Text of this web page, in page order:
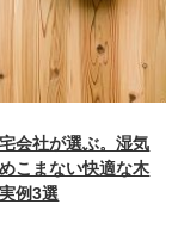
会社が選ぶ。湿気
こまない快適な木
例3選